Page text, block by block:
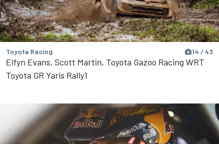
Toyota Racing 14 / 43
Elfyn Evans, Scott Martin, Toyota Gazoo Racing WRT
Toyota GR Yaris Rally1